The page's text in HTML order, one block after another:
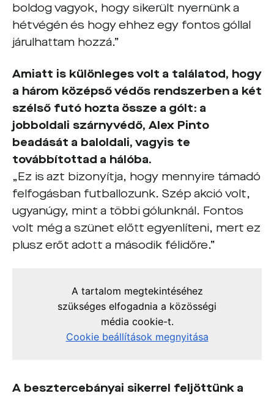
boldog vagyok, hogy sikerült nyernünk a
hétvégén és hogy ehhez egy fontos góllal
járulhattam hozzá.”
Amiatt is különleges volt a találatod, hogy
a három középső védős rendszerben a két
szélső futó hozta össze a gólt: a
jobboldali szárnyvédő, Alex Pinto
beadását a baloldali, vagyis te
továbbítottad a hálóba.
„Ez is azt bizonyítja, hogy mennyire támadó
felfogásban futballozunk. Szép akció volt,
ugyanúgy, mint a többi gólunknál. Fontos
volt még a szünet előtt egyenlíteni, mert ez
plusz erőt adott a második félidőre.”
A besztercebányai sikerrel feljöttünk a